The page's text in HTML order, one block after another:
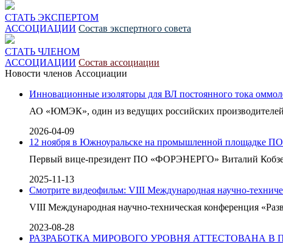
СТАТЬ ЭКСПЕРТОМ
АССОЦИАЦИИ Состав экспертного совета
СТАТЬ ЧЛЕНОМ
АССОЦИАЦИИ Состав ассоциации
Новости членов Ассоциации
Инновационные изоляторы для ВЛ постоянного тока
АО «ЮМЭК», один из ведущих российских
2026-04-09
12 ноября в Южноуральске на промышленной площадке
Первый вице-президент ПО «ФОРЭНЕРГО» Виталий Кобзев
2025-11-13
Смотрите видеофильм: VIII Международная научно-
VIII Международная научно-техническая конференция
2023-08-28
РАЗРАБОТКА МИРОВОГО УРОВНЯ АТТЕСТОВАНА В